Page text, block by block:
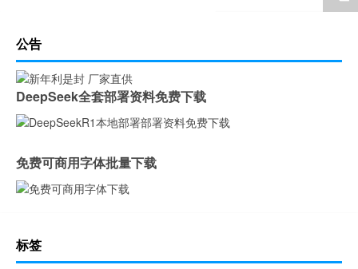
公告
DeepSeek全套部署资料免费下载
免费可商用字体批量下载
标签